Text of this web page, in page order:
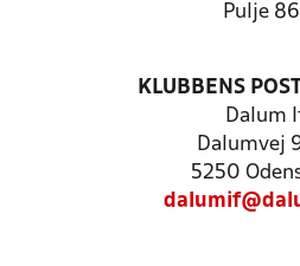
Pulje
KLUBBENS
Dalum
Dalumvej
5250